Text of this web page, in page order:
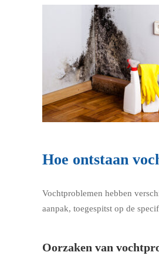
Hoe ontstaan
Vochtproblemen hebben
aanpak, toegespitst op de
Oorzaken van